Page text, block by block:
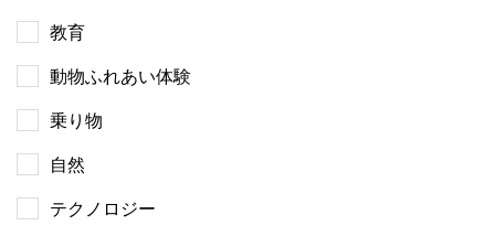
教育
動物ふれあい体験
乗り物
自然
テクノロジー